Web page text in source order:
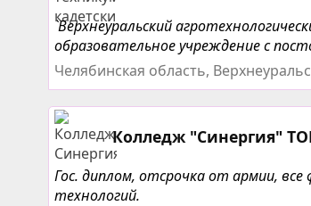
`Верхнеуральский
образовательное учреждение с
Челябинская область,
Колледж "Синергия"
Гос. диплом, отсрочка от армии,
технологий.